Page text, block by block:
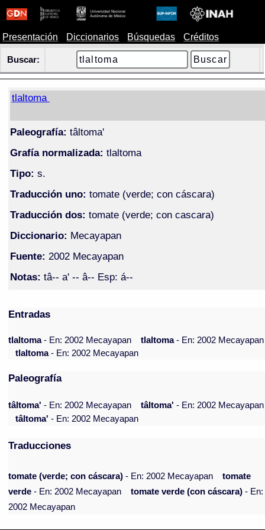
Presentación Diccionarios Búsquedas Créditos
Buscar:
tlaltoma
Paleografía: tâltoma'
Grafía normalizada: tlaltoma
Tipo: s.
Traducción uno: tomate (verde; con cáscara)
Traducción dos: tomate (verde; con cascara)
Diccionario: Mecayapan
Fuente: 2002 Mecayapan
Notas: tâ-- a' -- â-- Esp: á--
Entradas
tlaltoma- En: 2002 Mecayapan tlaltoma- En: 2002 Mecayapan
tlaltoma- En: 2002 Mecayapan
Paleografía
tâltoma' - En: 2002 Mecayapan tâltoma' - En: 2002 Mecayapan
tâltoma' - En: 2002 Mecayapan
Traducciones
tomate (verde; con cáscara) - En: 2002 Mecayapan
tomate
verde - En: 2002 Mecayapan tomate verde (con cáscara) - En:
2002 Mecayapan